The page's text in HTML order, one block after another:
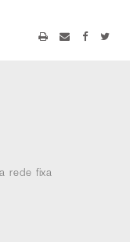
rede fixa